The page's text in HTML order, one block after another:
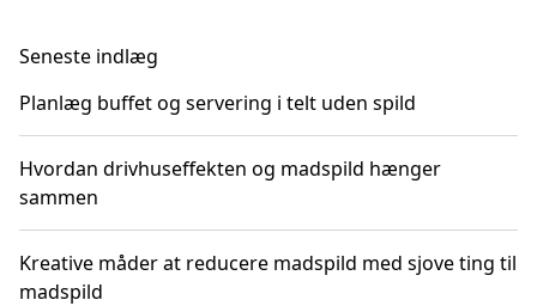
Seneste indlæg
Planlæg buffet og servering i telt uden spild
Hvordan drivhuseffekten og madspild hænger
sammen
Kreative måder at reducere madspild med sjove ting til
madspild